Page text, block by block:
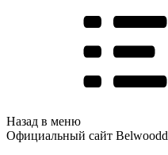
Назад в меню
Официальный сайт